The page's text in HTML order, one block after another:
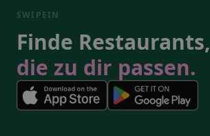
SWIPEIN
Finde Restaurants,
die zu dir passen.